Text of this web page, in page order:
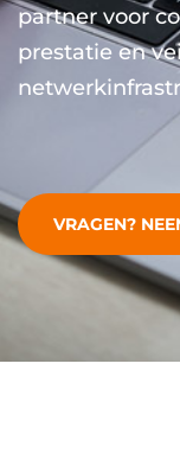
partner voor
prestatie en
VRAGEN?